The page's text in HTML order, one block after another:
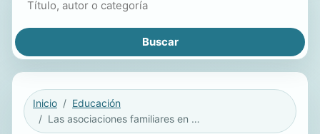
Inicio
Educación
Las asociaciones familiares en España